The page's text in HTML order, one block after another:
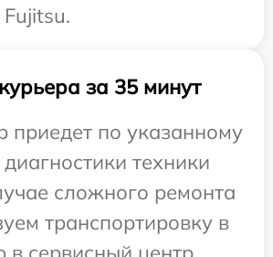
Fujitsu.
за 35 минут
приедет по указанному
техники
сложного ремонта
транспортировку в